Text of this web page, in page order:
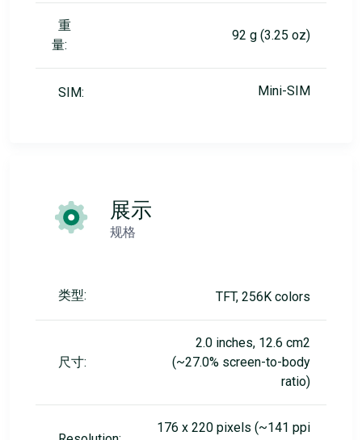
重
量:
92 g (3.25 oz)
SIM: Mini-SIM
展示
规格
类型: TFT, 256K colors
尺寸:
2.0 inches, 12.6 cm2
(~27.0% screen-to-body
ratio)
176 x 220 pixels (~141 ppi